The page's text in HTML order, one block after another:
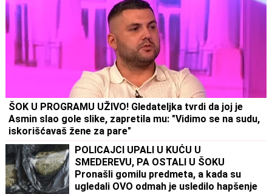
ŠOK U PROGRAMU UŽIVO! Gledateljka tvrdi da joj je
Asmin slao gole slike, zapretila mu: "Vidimo se na sudu,
iskorišćavaš žene za pare"
POLICAJCI UPALI U KUĆU U
SMEDEREVU, PA OSTALI U ŠOKU
Pronašli gomilu predmeta, a kada su
ugledali OVO odmah je usledilo hapšenje